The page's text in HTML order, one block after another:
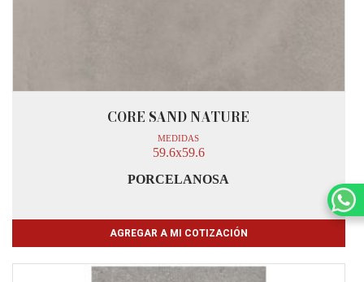
CORE SAND NATURE
MEDIDAS
59.6x59.6
PORCELANOSA
AGREGAR A MI COTIZACIÓN